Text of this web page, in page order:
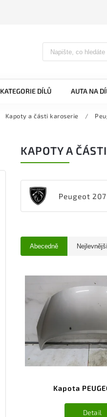
KATEGORIE DÍLŮ AUTA NA
Kapoty a části karoserie /
KAPOTY A
Peugeot 207
Abecedně
Kapota
Detail